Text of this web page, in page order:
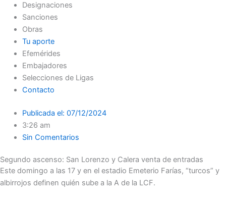
Designaciones
Sanciones
Obras
Tu aporte
Efemérides
Embajadores
Selecciones de Ligas
Contacto
Publicada el: 07/12/2024
3:26 am
Sin Comentarios
Segundo ascenso: San Lorenzo y Calera venta de entradas
Este domingo a las 17 y en el estadio Emeterio Farías, “turcos” y
albirrojos definen quién sube a la A de la LCF.